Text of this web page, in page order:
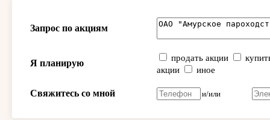
Запрос по акциям
Я планирую продать акции
акции
иное
Свяжитесь со мной и/или